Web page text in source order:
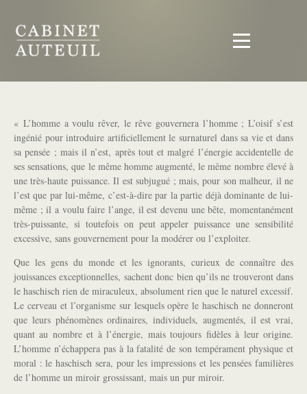
« L’homme a voulu rêver, le rêve gouvernera l’homme ; L’oisif s’est
ingénié pour introduire artificiellement le surnaturel dans sa vie et dans
sa pensée ; mais il n’est, après tout et malgré l’énergie accidentelle de
ses sensations, que le même homme augmenté, le même nombre élevé à
une très-haute puissance. Il est subjugué ; mais, pour son malheur, il ne
l’est que par lui-même, c’est-à-dire par la partie déjà dominante de lui-
même ; il a voulu faire l’ange, il est devenu une bête, momentanément
très-puissante, si toutefois on peut appeler puissance une sensibilité
excessive, sans gouvernement pour la modérer ou l’exploiter.
Que les gens du monde et les ignorants, curieux de connaître des
jouissances exceptionnelles, sachent donc bien qu’ils ne trouveront dans
le haschisch rien de miraculeux, absolument rien que le naturel excessif.
Le cerveau et l’organisme sur lesquels opère le haschisch ne donneront
que leurs phénomènes ordinaires, individuels, augmentés, il est vrai,
quant au nombre et à l’énergie, mais toujours fidèles à leur origine.
L’homme n’échappera pas à la fatalité de son tempérament physique et
moral : le haschisch sera, pour les impressions et les pensées familières
de l’homme un miroir grossissant, mais un pur miroir.